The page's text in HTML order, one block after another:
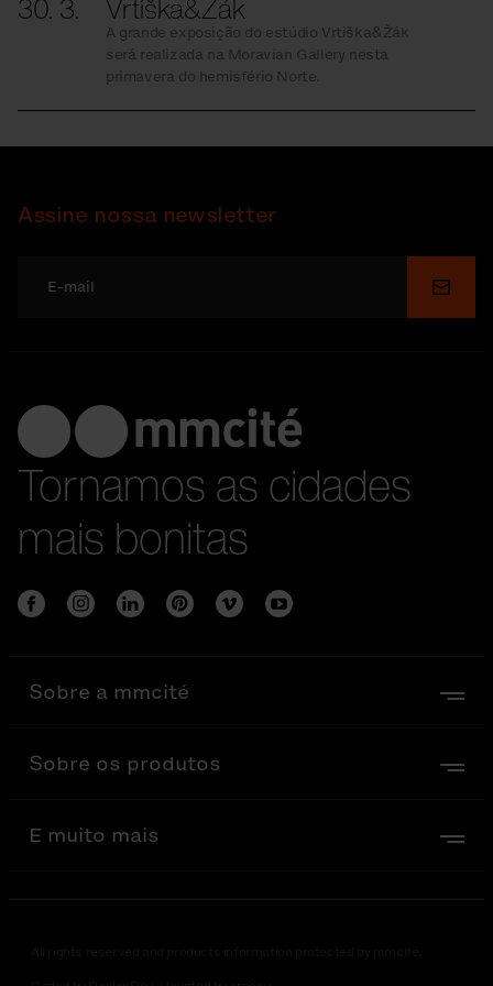
A grande exposição do estúdio Vrtiška&Žák
será realizada na Moravian Gallery nesta
primavera do hemisfério Norte.
Assine nossa newsletter
Enviar
Tornamos as cidades
mais bonitas
Sobre a mmcité
Sobre os produtos
E muito mais